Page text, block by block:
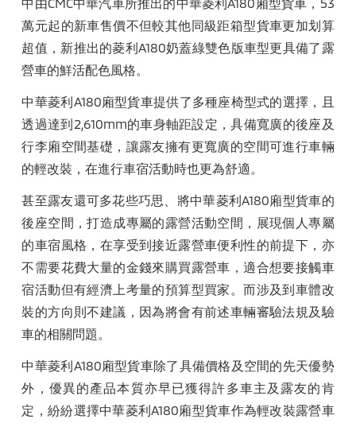
萬元起的新車售價不但較其他同級距箱型貨車更加划算
超值，新推出的菱利A180奶蓋綠雙色版車型更具備了露
營車的鮮活配色風格。
中華菱利A180廂型貨車提供了多種座椅型式的選擇，且
透過達到2,610mm的車身軸距設定，具備寬廣的後座及
行李廂空間基礎，讓露友擁有更寬廣的空間可進行車輛
的輕改裝，在進行車宿活動時也更為舒適。
甚至露友還可多花些巧思、將中華菱利A180廂型貨車的
後座空間，打造成專屬的露營活動空間，展現個人專屬
的車宿風格，在享受到接近露營車便利性的前提下，亦
不需要花費大量的金錢來購買露營車，適合想要接觸車
宿活動但有經濟上考量的預算型買家。而涉及到車體改
裝的方向則不建議，因為將會有前述車輛審驗法規及驗
車的相關問題。
中華菱利A180廂型貨車除了具備價格及空間的先天優勢
外，優異的產品本質亦早已獲得許多車主及露友的肯
定，紛紛選擇中華菱利A180廂型貨車作為輕改裝露營車